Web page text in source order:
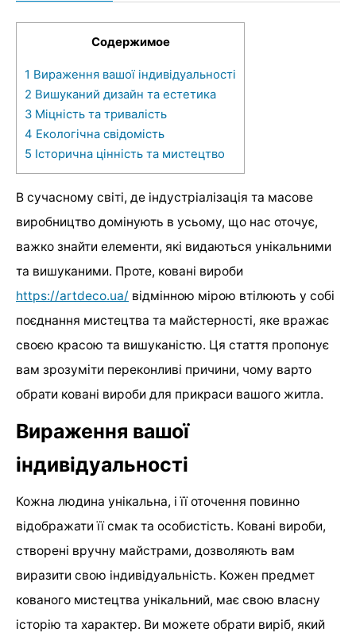
Содержимое
1 Вираження вашої індивідуальності
2 Вишуканий дизайн та естетика
3 Міцність та тривалість
4 Екологічна свідомість
5 Історична цінність та мистецтво
В сучасному світі, де індустріалізація та масове
виробництво домінують в усьому, що нас оточує,
важко знайти елементи, які видаються унікальними
та вишуканими. Проте, ковані вироби
https://artdeco.ua/ відмінною мірою втілюють у собі
поєднання мистецтва та майстерності, яке вражає
своєю красою та вишуканістю. Ця стаття пропонує
вам зрозуміти переконливі причини, чому варто
обрати ковані вироби для прикраси вашого житла.
Вираження вашої
індивідуальності
Кожна людина унікальна, і її оточення повинно
відображати її смак та особистість. Ковані вироби,
створені вручну майстрами, дозволяють вам
виразити свою індивідуальність. Кожен предмет
кованого мистецтва унікальний, має свою власну
історію та характер. Ви можете обрати виріб, який